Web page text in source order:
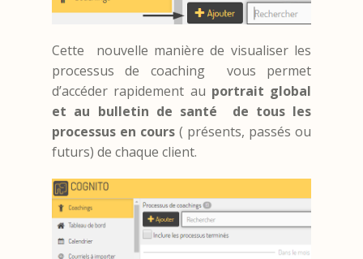
Cette nouvelle manière de visualiser les
processus de coaching vous permet
d’accéder rapidement au portrait global
et au bulletin de santé de tous les
processus en cours ( présents, passés ou
futurs) de chaque client.